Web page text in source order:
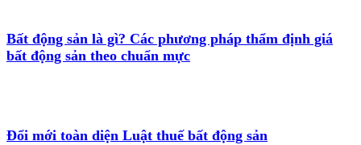
Bất động sản là gì? Các phương pháp thẩm định giá
bất động sản theo chuẩn mực
Đổi mới toàn diện Luật thuế bất động sản